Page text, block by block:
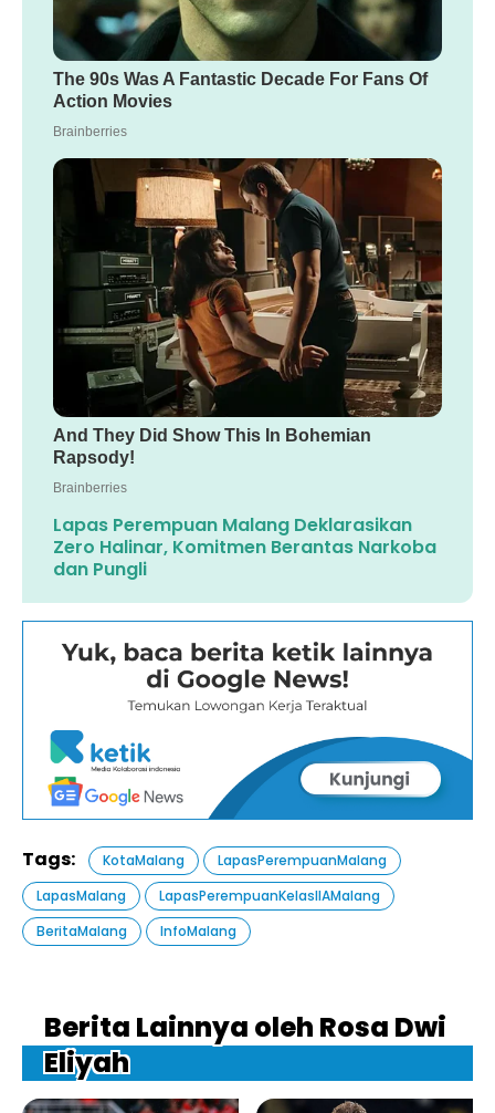
Lapas Perempuan Malang Deklarasikan
Zero Halinar, Komitmen Berantas Narkoba
dan Pungli
Tags: KotaMalang
LapasPerempuanMalang
LapasMalang
LapasPerempuanKelasIIAMalang
BeritaMalang
InfoMalang
Berita Lainnya oleh Rosa Dwi
Eliyah